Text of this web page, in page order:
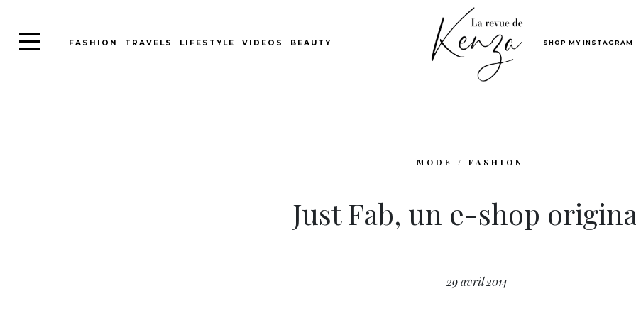
FASHION TRAVELS LIFESTYLE VIDEOS BEAUTY SHOP MY INSTAGRAM
MODE / FASHION
Just Fab, un e-shop
29 avril 2014